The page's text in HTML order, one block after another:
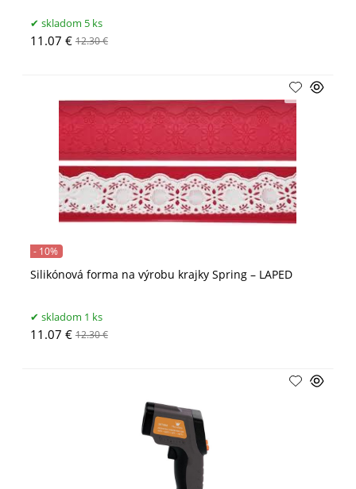
skladom 5 ks
11.07 € 12.30 €
Silikónová forma na výrobu krajky Spring – LAPED
- 10%
skladom 1 ks
11.07 € 12.30 €